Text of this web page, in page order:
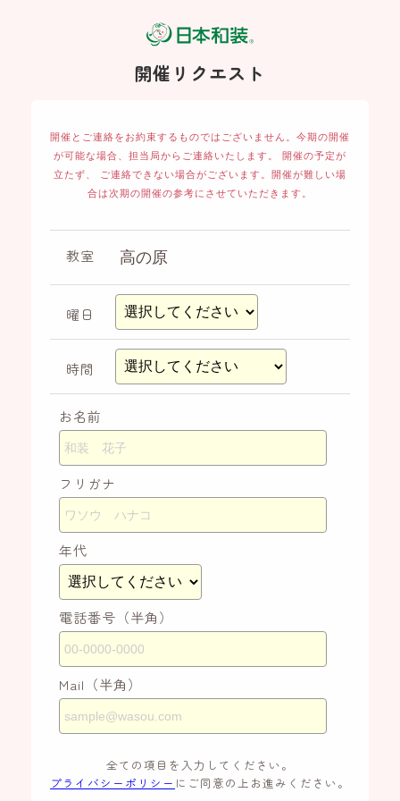
開催リクエスト
開催とご連絡をお約束するものではございません。 今期の開催
が可能な場合、担当局からご連絡いたします。 開催の予定が
立たず、
ご連絡できない場合がございます。開催が難しい場
合は次期の開催の参考にさせていただきます。
教室
曜日
時間
お名前
フリガナ
年代
電話番号（半角）
Mail（半角）
全ての項目を入力してください。
プライバシーポリシー にご同意の上お進みください。